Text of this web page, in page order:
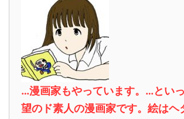
…漫画家もやっています。…とい
望のド素人の漫画家です。絵はヘ